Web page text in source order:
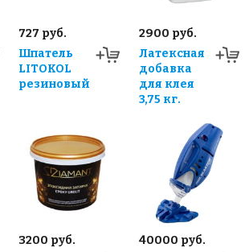
727 руб.
Шпатель
LITOKOL
резиновый
2900 руб.
Латексная
добавка
для клея
3,75 кг.
3200 руб.
40000 руб.